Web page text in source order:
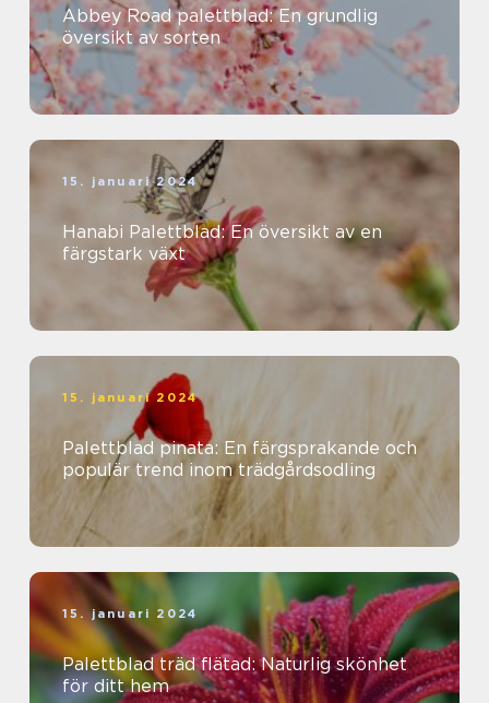
Abbey Road palettblad: En grundlig
översikt av sorten
15. januari 2024
Hanabi Palettblad: En översikt av en
färgstark växt
15. januari 2024
Palettblad pinata: En färgsprakande och
populär trend inom trädgårdsodling
15. januari 2024
Palettblad träd flätad: Naturlig skönhet
för ditt hem